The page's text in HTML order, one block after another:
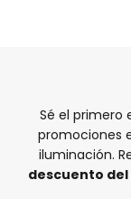
Sé el primero
promociones
iluminación.
descuento del